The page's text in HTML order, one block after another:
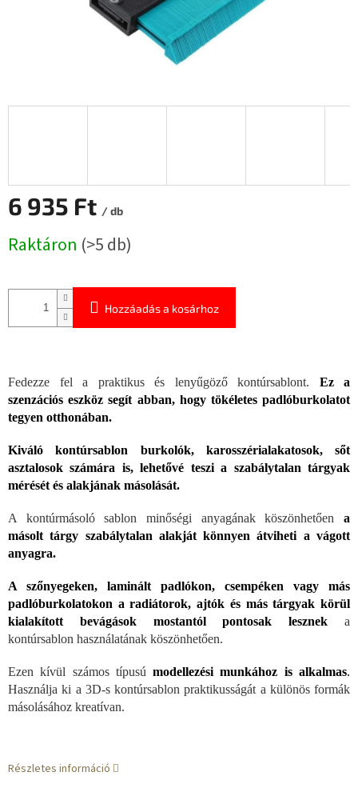
6 935 Ft / db
Raktáron (>5 db)
Hozzáadás a kosárhoz
Fedezze fel a praktikus és lenyűgöző kontúrsablont. Ez a
szenzációs eszköz segít abban, hogy tökéletes padlóburkolatot
tegyen otthonában.
Kiváló kontúrsablon burkolók, karosszérialakatosok, sőt
asztalosok számára is, lehetővé teszi a szabálytalan tárgyak
mérését és alakjának másolását.
A kontúrmásoló sablon minőségi anyagának köszönhetően a
másolt tárgy szabálytalan alakját könnyen átviheti a vágott
anyagra.
A szőnyegeken, laminált padlókon, csempéken vagy más
padlóburkolatokon a radiátorok, ajtók és más tárgyak körül
kialakított bevágások mostantól pontosak lesznek a
kontúrsablon használatának köszönhetően.
Ezen kívül számos típusúmodellezési munkához is alkalmas.
Használja ki a 3D-s kontúrsablon praktikusságát a különös formák
másolásához kreatívan.
Részletes információ